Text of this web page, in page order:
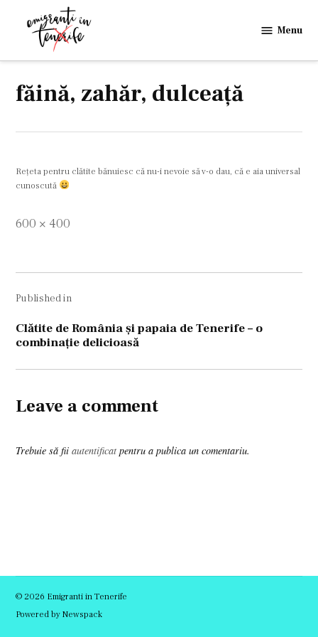
in
Menu
făină, zahăr, dulceaţă
Reţeta pentru clătite bănuiesc că nu-i nevoie să v-o dau, că e aia universal
cunoscută
Full
600 × 400
în
articole
Published in
Clătite de România şi papaia de Tenerife – o
combinaţie delicioasă
Leave a comment
Trebuie să fiiautentificat pentru a publica un comentariu.
© 2026 Emigranti in Tenerife
Powered by Newspack